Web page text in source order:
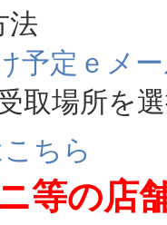
法
予定ｅメ
取場所を
ちら
等の店